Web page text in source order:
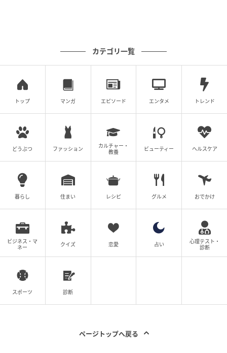
んのご年齢をお聞かせください。
息子は今5歳で、1歳すぎから飛行機が大好きで、ずっ
と変わらず今に至ります。
図鑑で国内外の飛行機を覚えたり、大人向けの飛行機
雑誌を読んだり、空港のバスツアーにも最年少で参加
したこともあるくらい、飛行機が大好きです。
の愛が通じた瞬間に思えて、とても感動しました。こ
んなに素敵な一生の思い出をいただけて、感謝の気持
ちでいっぱいです。
ｰｰｰ息子さんにとって、一生忘れられない思い出になっ
たでしょうね。
客一人ひとりを大切にする航空会社のおもてなしの心
カテゴリ一覧
トップ マンガ エピソード エンタメ トレンド
どうぶつ ファッション
カルチャー・
教養
ビューティー ヘルスケア
暮らし 住まい レシピ グルメ おでかけ
ビジネス・マ
ネー
クイズ 恋愛 占い
心理テスト・
診断
スポーツ 診断
ページトップへ戻る